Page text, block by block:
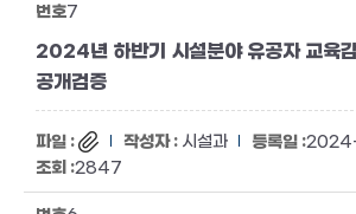
7
2024년 하반기 시설분야 유공자 교육
공개검증
시설과
2847